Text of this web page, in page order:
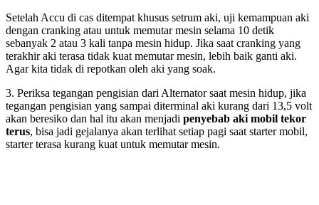
Setelah Accu di cas ditempat khusus setrum aki, uji kemampuan aki
dengan cranking atau untuk memutar mesin selama 10 detik
sebanyak 2 atau 3 kali tanpa mesin hidup. Jika saat cranking yang
terakhir aki terasa tidak kuat memutar mesin, lebih baik ganti aki.
Agar kita tidak di repotkan oleh aki yang soak.
3. Periksa tegangan pengisian dari Alternator saat mesin hidup, jika
tegangan pengisian yang sampai diterminal aki kurang dari 13,5 volt
akan beresiko dan hal itu akan menjadi penyebab aki mobil tekor
terus, bisa jadi gejalanya akan terlihat setiap pagi saat starter mobil,
starter terasa kurang kuat untuk memutar mesin.